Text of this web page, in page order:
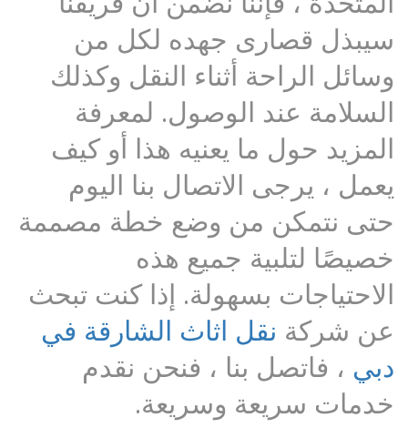
سيبذل قصارى جهده لكل من
وسائل الراحة أثناء النقل وكذلك
السلامة عند الوصول. لمعرفة
المزيد حول ما يعنيه هذا أو كيف
يعمل ، يرجى الاتصال بنا اليوم
حتى نتمكن من وضع خطة مصممة
خصيصًا لتلبية جميع هذه
الاحتياجات بسهولة. إذا كنت تبحث
عن شركةنقل اثاث الشارقة في
دبي ، فاتصل بنا ، فنحن نقدم
خدمات سريعة وسريعة.